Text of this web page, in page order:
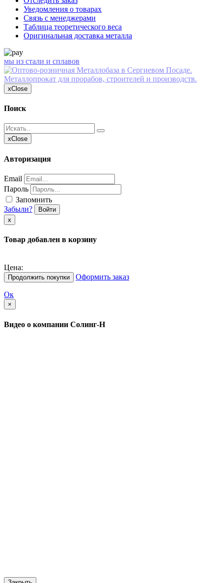
Уведомления о товарах
Связь с менеджерами
Таблица теоретического веса
Оригинальная доставка металла
мы из стали и сплавов
xClose
Поиск
xClose
Авторизация
Email
Пароль
Запомнить
Забыли?
Войти
х
Товар добавлен в корзину
Цена:
Продолжить покупки Оформить заказ
Ок
×
Видео о компании Солинг-Н